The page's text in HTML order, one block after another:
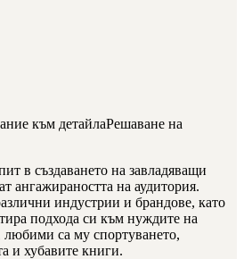
към детайлаРешаване на
в създаването на завладяващи
ангажираността на аудитория.
индустрии и брандове, като
подхода си към нуждите на
любими са му спортуването,
и хубавите книги.